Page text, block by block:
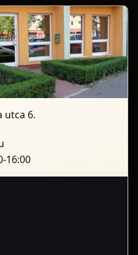
utca 6.
16:00